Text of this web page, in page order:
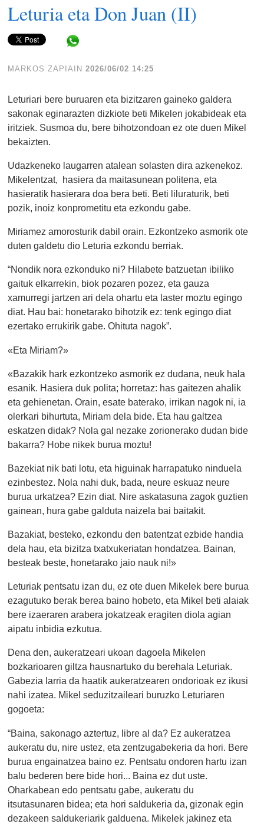
Leturia eta Don Juan (II)
MARKOS ZAPIAIN 2026/06/02 14:25
Leturiari bere buruaren eta bizitzaren gaineko galdera
sakonak eginarazten dizkiote beti Mikelen jokabideak eta
iritziek. Susmoa du, bere bihotzondoan ez ote duen Mikel
bekaizten.
Udazkeneko laugarren atalean solasten dira azkenekoz.
Mikelentzat, hasiera da maitasunean politena, eta
hasieratik hasierara doa bera beti. Beti liluraturik, beti
pozik, inoiz konprometitu eta ezkondu gabe.
Miriamez amorosturik dabil orain. Ezkontzeko asmorik ote
duten galdetu dio Leturia ezkondu berriak.
“Nondik nora ezkonduko ni? Hilabete batzuetan ibiliko
gaituk elkarrekin, biok pozaren pozez, eta gauza
xamurregi jartzen ari dela ohartu eta laster moztu egingo
diat. Hau bai: honetarako bihotzik ez: tenk egingo diat
ezertako errukirik gabe. Ohituta nagok”.
«Eta Miriam?»
«Bazakik hark ezkontzeko asmorik ez dudana, neuk hala
esanik. Hasiera duk polita; horretaz: has gaitezen ahalik
eta gehienetan. Orain, esate baterako, irrikan nagok ni, ia
olerkari bihurtuta, Miriam dela bide. Eta hau galtzea
eskatzen didak? Nola gal nezake zorionerako dudan bide
bakarra? Hobe nikek burua moztu!
Bazekiat nik bati lotu, eta higuinak harrapatuko ninduela
ezinbestez. Nola nahi duk, bada, neure eskuaz neure
burua urkatzea? Ezin diat. Nire askatasuna zagok guztien
gainean, hura gabe galduta naizela bai baitakit.
Bazakiat, besteko, ezkondu den batentzat ezbide handia
dela hau, eta bizitza txatxukeriatan hondatzea. Bainan,
besteak beste, honetarako jaio nauk ni!»
Leturiak pentsatu izan du, ez ote duen Mikelek bere burua
ezagutuko berak berea baino hobeto, eta Mikel beti alaiak
bere izaeraren arabera jokatzeak eragiten diola agian
aipatu inbidia ezkutua.
Dena den, aukeratzeari ukoan dagoela Mikelen
bozkarioaren giltza hausnartuko du berehala Leturiak.
Gabezia larria da haatik aukeratzearen ondorioak ez ikusi
nahi izatea. Mikel seduzitzaileari buruzko Leturiaren
gogoeta:
“Baina, sakonago aztertuz, libre al da? Ez aukeratzea
aukeratu du, nire ustez, eta zentzugabekeria da hori. Bere
burua engainatzea baino ez. Pentsatu ondoren hartu izan
balu bederen bere bide hori... Baina ez dut uste.
Oharkabean edo pentsatu gabe, aukeratu du
itsutasunaren bidea; eta hori saldukeria da, gizonak egin
dezakeen saldukeriarik galduena. Mikelek jakinez eta